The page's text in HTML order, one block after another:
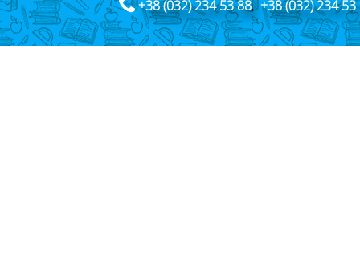
+38 (032) 234 53 88,+38 (032) 234 53